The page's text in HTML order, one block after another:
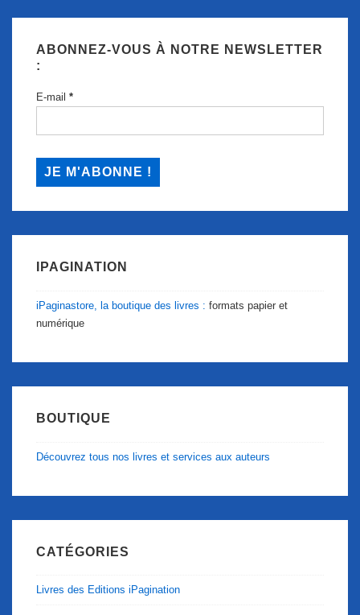
ABONNEZ-VOUS À NOTRE NEWSLETTER
:
E-mail *
IPAGINATION
iPaginastore, la boutique des livres : formats papier et
numérique
BOUTIQUE
Découvrez tous nos livres et services aux auteurs
CATÉGORIES
Livres des Editions iPagination